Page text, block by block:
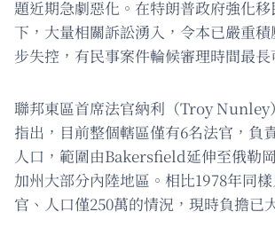
題近期急劇惡化。在特朗普政府強化
下，大量相關訴訟湧入，令本已嚴重
步失控，有民事案件輪候審理時間最長
聯邦東區首席法官納利（Troy Nunley
指出，目前整個轄區僅有6名法官，負
人口，範圍由Bakersfield延伸至俄勒
加州大部分內陸地區。相比1978年同
官、人口僅250萬的情況，現時負擔已